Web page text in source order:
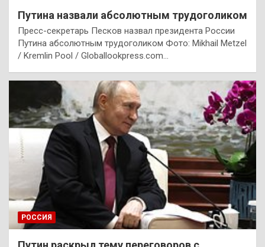
Путина назвали абсолютным трудоголиком
Пресс-секретарь Песков назвал президента России
Путина абсолютным трудоголиком Фото: Mikhail Metzel
/ Kremlin Pool / Globallookpress.com…
РОССИЯ